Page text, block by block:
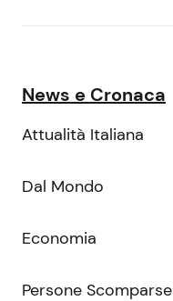
News e Cronaca
Attualità Italiana
Dal Mondo
Economia
Persone Scomparse